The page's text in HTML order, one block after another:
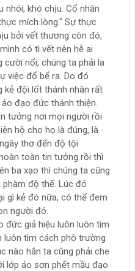
nhói, khó chịu. Cổ nhân
mích lòng." Sự thực
bởi vết thương còn đó,
có tì vết nên hễ ai
cười nổi, chúng ta phải la
việc đổ bể ra. Do đó
kẻ đội lốt thánh nhân rất
đạo đức thánh thiện.
tưởng nơi mọi người rồi
hộ cho họ là đúng, là
thơ đến độ tội
toàn tin tưởng rồi thì
ba xạo thì chúng ta cũng
phàm độ thế. Lúc đó
gì kẻ đó nữa, có thể đem
người đó.
đức giả hiệu luôn luôn tìm
luôn tìm cách phô trường
nào hắn ta cũng phải che
lớp áo sơn phết mầu đạo